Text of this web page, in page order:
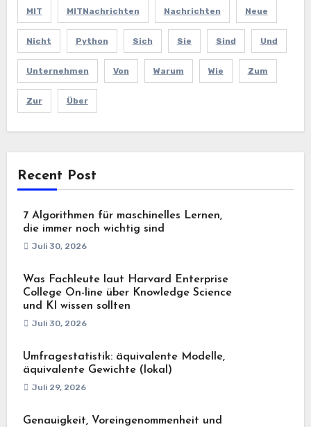
MIT MITNachrichten Nachrichten Neue
Nicht Python Sich Sie Sind Und
Unternehmen Von Warum Wie Zum
Zur Über
Recent Post
7 Algorithmen für maschinelles Lernen,
die immer noch wichtig sind
Juli 30, 2026
Was Fachleute laut Harvard Enterprise
College On-line über Knowledge Science
und KI wissen sollten
Juli 30, 2026
Umfragestatistik: äquivalente Modelle,
äquivalente Gewichte (lokal)
Juli 29, 2026
Genauigkeit, Voreingenommenheit und